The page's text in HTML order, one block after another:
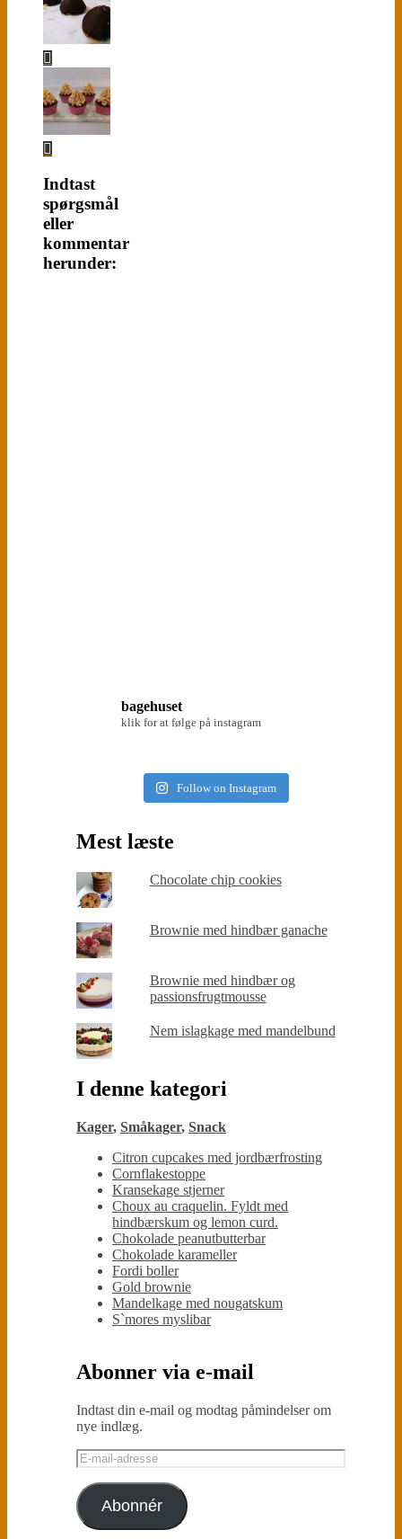
Indtast
spørgsmål
eller
kommentar
herunder:
bagehuset
klik for at følge på instagram
Follow on Instagram
Mest læste
Chocolate chip cookies
Brownie med hindbær ganache
Brownie med hindbær og
passionsfrugtmousse
Nem islagkage med mandelbund
I denne kategori
Kager, Småkager, Snack
Citron cupcakes med jordbærfrosting
Cornflakestoppe
Kransekage stjerner
Choux au craquelin. Fyldt med
hindbærskum og lemon curd.
Chokolade peanutbutterbar
Chokolade karameller
Fordi boller
Gold brownie
Mandelkage med nougatskum
S`mores myslibar
Abonner via e-mail
Indtast din e-mail og modtag påmindelser om
nye indlæg.
E-
mail-
adresse
Abonnér